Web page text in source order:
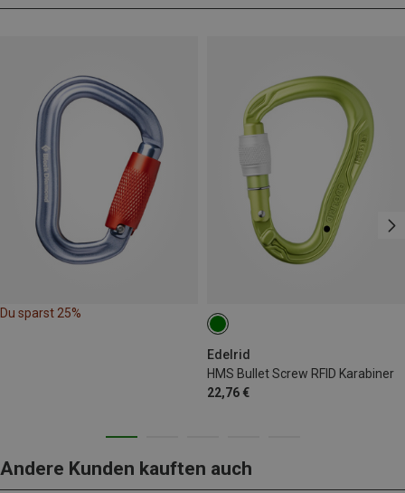
Du sparst 25%
Edelrid
HMS Bullet Screw RFID Karabiner
22,76 €
Andere Kunden kauften auch